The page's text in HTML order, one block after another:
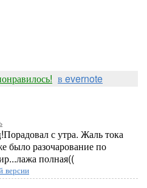
в evernote
с утра. Жаль тока
было разочарование по
полная((
версии